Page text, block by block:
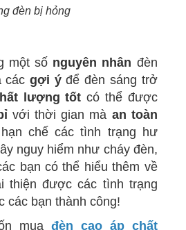
đèn bị hỏng
một số nguyên nhân đèn
cácgợi ýđể đèn sáng trở
lượng tốt có thể được
với thời gian mà an toàn
chế các tình trạng hư
nguy hiểm như cháy đèn,
bạn có thể hiểu thêm về
thiện được các tình trạng
các bạn thành công!
muađèn cao áp chất